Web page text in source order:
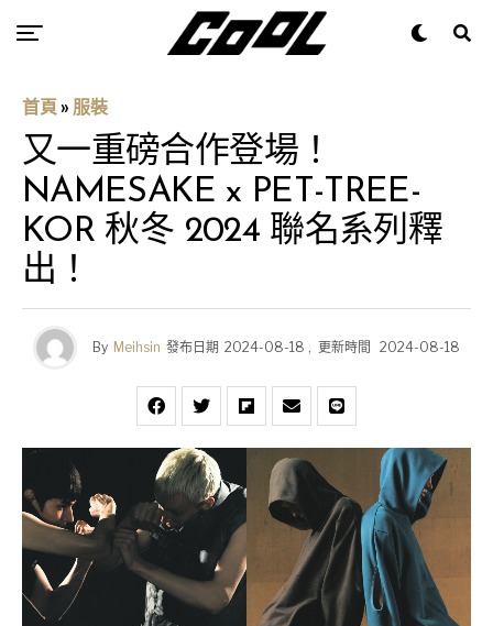
首頁 » 服裝
又一重磅合作登場！
NAMESAKE x PET-TREE-
KOR 秋冬 2024 聯名系列釋
出！
By Meihsin 發布日期 2024-08-18 , 更新時間 2024-08-18